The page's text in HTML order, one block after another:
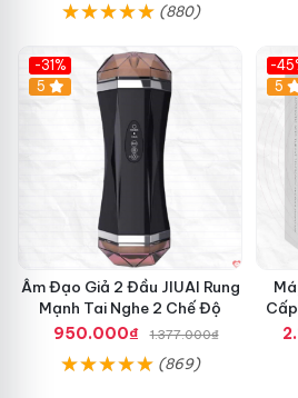
(880)
-31%
5
Âm Đạo Giả 2 Đầu JIUAI Rung
Mạnh Tai Nghe 2 Chế Độ
950.000₫
1.377.000₫
(869)
-
Hot
5